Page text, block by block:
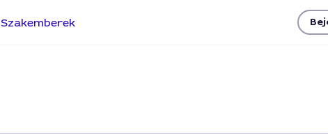
Szakemberek